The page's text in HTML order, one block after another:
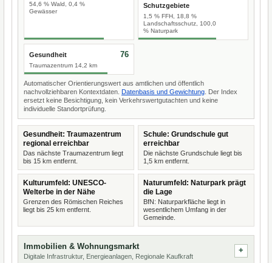
54,6 % Wald, 0,4 %
Gewässer
Schutzgebiete
1,5 % FFH, 18,8 %
Landschaftsschutz, 100,0
% Naturpark
Gesundheit
Traumazentrum 14,2 km
76
Automatischer Orientierungswert aus amtlichen und öffentlich
nachvollziehbaren Kontextdaten. Datenbasis und Gewichtung . Der Index
ersetzt keine Besichtigung, kein Verkehrswertgutachten und keine
individuelle Standortprüfung.
Gesundheit: Traumazentrum
regional erreichbar
Das nächste Traumazentrum liegt
bis 15 km entfernt.
Schule: Grundschule gut
erreichbar
Die nächste Grundschule liegt bis
1,5 km entfernt.
Kulturumfeld: UNESCO-
Welterbe in der Nähe
Grenzen des Römischen Reiches
liegt bis 25 km entfernt.
Naturumfeld: Naturpark prägt
die Lage
BfN: Naturparkfläche liegt in
wesentlichem Umfang in der
Gemeinde.
Immobilien & Wohnungsmarkt
Digitale Infrastruktur, Energieanlagen, Regionale Kaufkraft